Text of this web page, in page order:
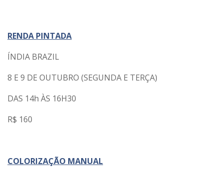
RENDA PINTADA
ÍNDIA BRAZIL
8 E 9 DE OUTUBRO (SEGUNDA E TERÇA)
DAS 14h ÀS 16H30
R$ 160
COLORIZAÇÃO MANUAL